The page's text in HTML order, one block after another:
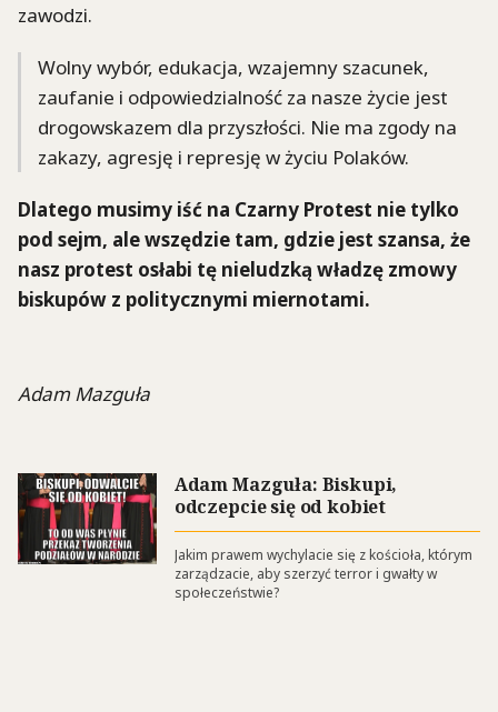
zawodzi.
Wolny wybór, edukacja, wzajemny szacunek,
zaufanie i odpowiedzialność za nasze życie jest
drogowskazem dla przyszłości. Nie ma zgody na
zakazy, agresję i represję w życiu Polaków.
Dlatego musimy iść na Czarny Protest nie tylko
pod sejm, ale wszędzie tam, gdzie jest szansa, że
nasz protest osłabi tę nieludzką władzę zmowy
biskupów z politycznymi miernotami.
Adam Mazguła
Adam Mazguła: Biskupi,
odczepcie się od kobiet
Jakim prawem wychylacie się z kościoła, którym
zarządzacie, aby szerzyć terror i gwałty w
społeczeństwie?